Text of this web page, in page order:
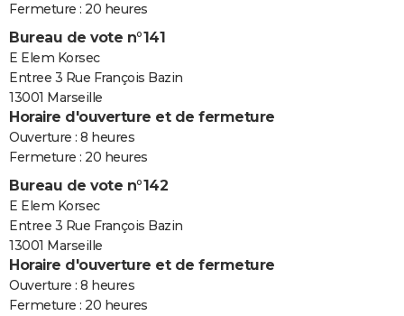
Fermeture : 20 heures
Bureau de vote n°141
E Elem Korsec
Entree 3 Rue François Bazin
13001 Marseille
Horaire d'ouverture et de fermeture
Ouverture : 8 heures
Fermeture : 20 heures
Bureau de vote n°142
E Elem Korsec
Entree 3 Rue François Bazin
13001 Marseille
Horaire d'ouverture et de fermeture
Ouverture : 8 heures
Fermeture : 20 heures